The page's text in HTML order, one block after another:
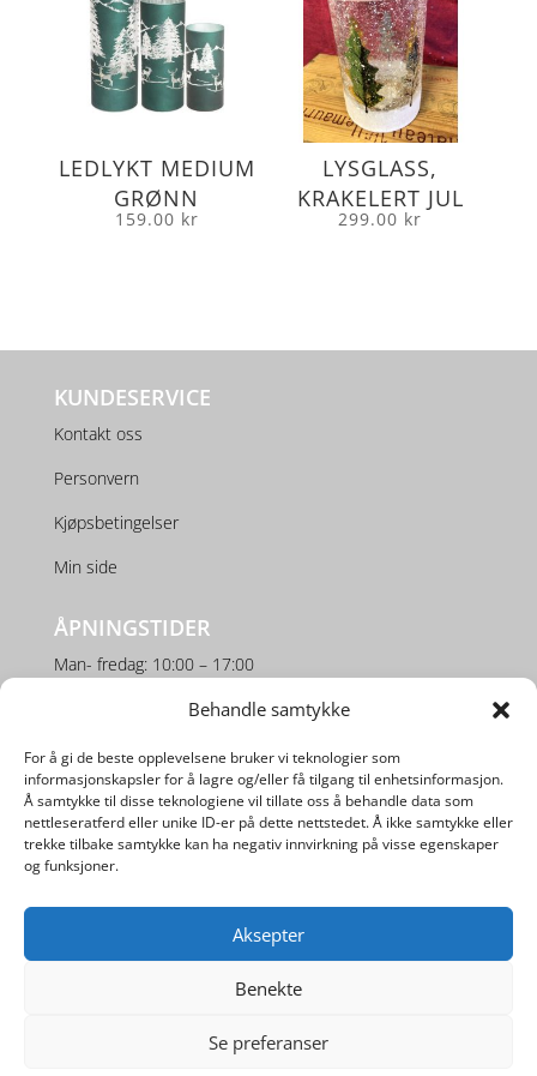
Behandle samtykke
For å gi de beste opplevelsene bruker vi teknologier som
informasjonskapsler for å lagre og/eller få tilgang til enhetsinformasjon.
Å samtykke til disse teknologiene vil tillate oss å behandle data som
nettleseratferd eller unike ID-er på dette nettstedet. Å ikke samtykke eller
trekke tilbake samtykke kan ha negativ innvirkning på visse egenskaper
og funksjoner.
Aksepter
Benekte
Se preferanser
LEDLYKT MEDIUM
GRØNN
159.00 kr
LYSGLASS,
KRAKELERT JUL
299.00 kr
KUNDESERVICE
Kontakt oss
Personvern
Kjøpsbetingelser
Min side
ÅPNINGSTIDER
Man- fredag: 10:00 – 17:00
Lørdag: 10:00 – 16:00
SOSIALE MEDIER
Utviklet avDigipos AS